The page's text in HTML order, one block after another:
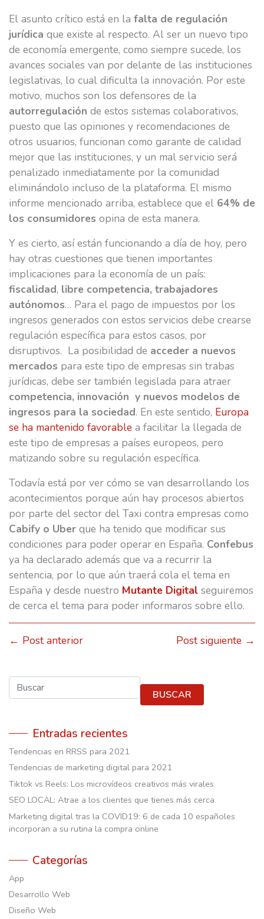
El asunto crítico está en la falta de regulación
jurídica que existe al respecto. Al ser un nuevo tipo
de economía emergente, como siempre sucede, los
avances sociales van por delante de las instituciones
legislativas, lo cual dificulta la innovación. Por este
motivo, muchos son los defensores de la
autorregulación de estos sistemas colaborativos,
puesto que las opiniones y recomendaciones de
otros usuarios, funcionan como garante de calidad
mejor que las instituciones, y un mal servicio será
penalizado inmediatamente por la comunidad
eliminándolo incluso de la plataforma. El mismo
informe mencionado arriba, establece que el 64% de
los consumidores opina de esta manera.
Y es cierto, así están funcionando a día de hoy, pero
hay otras cuestiones que tienen importantes
implicaciones para la economía de un país:
fiscalidad, libre competencia, trabajadores
autónomos… Para el pago de impuestos por los
ingresos generados con estos servicios debe crearse
regulación específica para estos casos, por
disruptivos. La posibilidad de acceder a nuevos
mercados para este tipo de empresas sin trabas
jurídicas, debe ser también legislada para atraer
competencia, innovación y nuevos modelos de
ingresos para la sociedad. En este sentido, Europa
se ha mantenido favorable a facilitar la llegada de
este tipo de empresas a países europeos, pero
matizando sobre su regulación específica.
Todavía está por ver cómo se van desarrollando los
acontecimientos porque aún hay procesos abiertos
por parte del sector del Taxi contra empresas como
Cabify o Uber que ha tenido que modificar sus
condiciones para poder operar en España. Confebus
ya ha declarado además que va a recurrir la
sentencia, por lo que aún traerá cola el tema en
España y desde nuestro Mutante Digital seguiremos
de cerca el tema para poder informaros sobre ello.
← Post anterior Post siguiente →
Buscar
BUSCAR
Entradas recientes
Tendencias en RRSS para 2021
Tendencias de marketing digital para 2021
Tiktok vs Reels: Los microvídeos creativos más virales
SEO LOCAL: Atrae a los clientes que tienes más cerca
Marketing digital tras la COVID19: 6 de cada 10 españoles
incorporan a su rutina la compra online
Categorías
App
Desarrollo Web
Diseño Web